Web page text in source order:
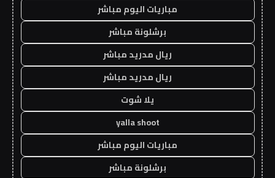
مباريات اليوم مباشر
برشلونة مباشر
ريال مدريد مباشر
ريال مدريد مباشر
يلا شوت
yalla shoot
مباريات اليوم مباشر
برشلونة مباشر